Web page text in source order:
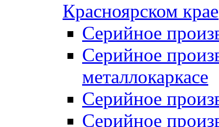
Красноярском крае
Серийное
Серийное
металлокаркасе
Серийное
Серийное